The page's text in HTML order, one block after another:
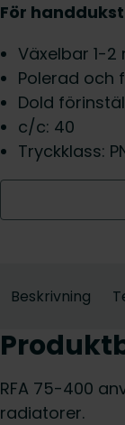
För
Växelbar 1-2
Polerad och
Dold
c/c: 40
Tryckklass:
Beskrivning
RFA 75-400
radiatorer.